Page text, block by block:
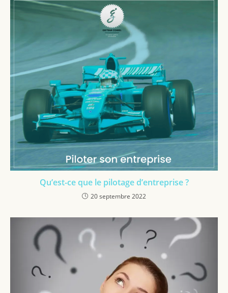
Qu’est-ce que le pilotage d’entreprise ?
20 septembre 2022